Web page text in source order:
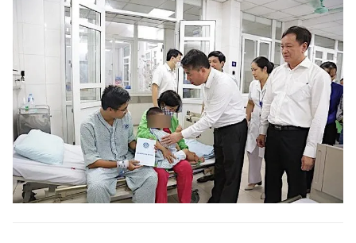
Tin thị trường Tin 360
Video Magazine
Sản phẩm khác
Tiện ích Bạn cần biết
Đăng xuất